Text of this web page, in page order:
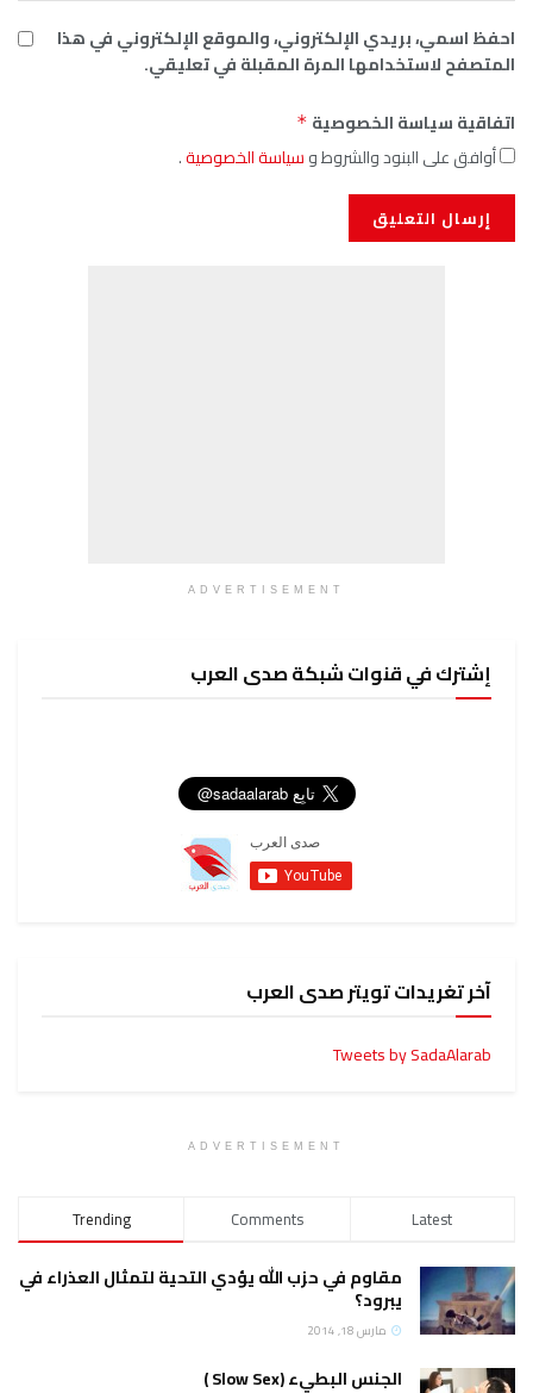
احفظ اسمي، بريدي الإلكتروني، والموقع الإلكتروني في هذا
المتصفح لاستخدامها المرة المقبلة في تعليقي.
اتفاقية سياسة الخصوصية *
أوافق على البنود والشروط وسياسة الخصوصية.
ADVERTISEMENT
إشترك في قنوات شبكة صدى العرب
آخر تغريدات تويتر صدى العرب
Tweets by SadaAlarab
ADVERTISEMENT
Trending Comments Latest
مقاوم في حزب الله يؤدي التحية لتمثال العذراء في
يبرود؟
مارس 18, 2014
الجنس البطيء (Slow Sex )